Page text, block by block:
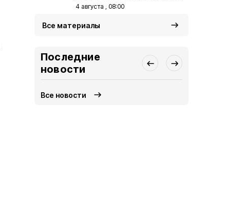
4 августа , 08:00
Все материалы
Последние
новости
Все новости